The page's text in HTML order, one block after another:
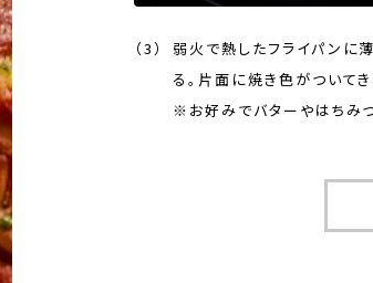
弱火で熱したフライパンに
る。片面に焼き色がついて
※お好みでバターやはちみ